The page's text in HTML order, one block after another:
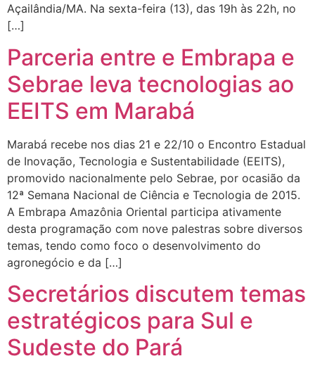
Açailândia/MA. Na sexta-feira (13), das 19h às 22h, no
[…]
Parceria entre e Embrapa e
Sebrae leva tecnologias ao
EEITS em Marabá
Marabá recebe nos dias 21 e 22/10 o Encontro Estadual
de Inovação, Tecnologia e Sustentabilidade (EEITS),
promovido nacionalmente pelo Sebrae, por ocasião da
12ª Semana Nacional de Ciência e Tecnologia de 2015.
A Embrapa Amazônia Oriental participa ativamente
desta programação com nove palestras sobre diversos
temas, tendo como foco o desenvolvimento do
agronegócio e da […]
Secretários discutem temas
estratégicos para Sul e
Sudeste do Pará